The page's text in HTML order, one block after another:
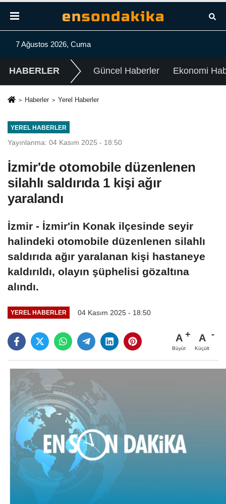
7 Ağustos 2026, Cuma
HABERLER Güncel Haberler Ekonomi
Haberler Yerel Haberler
YEREL HABERLER
Yayınlanma: 04 Kasım 2025 - 18:50
İzmir'de otomobile düzenlenen
silahlı saldırıda 1 kişi ağır
yaralandı
İzmir - İzmir'in Konak ilçesinde seyir
halindeki otomobile düzenlenen silahlı
saldırıda ağır yaralanan kişi hastaneye
kaldırıldı, olayın şüphelisi gözaltına
alındı.
YEREL HABERLER 04 Kasım 2025 - 18:50
A
Büyüt
A
Küçült